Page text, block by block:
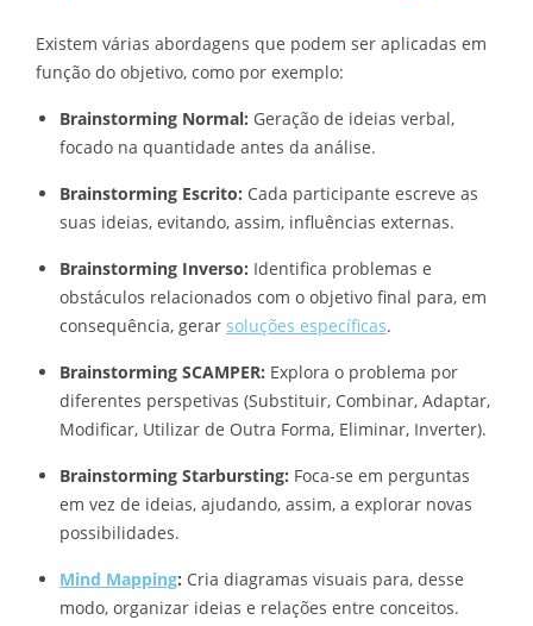
Existem várias abordagens que podem ser aplicadas em
função do objetivo, como por exemplo:
Brainstorming Normal: Geração de ideias verbal,
focado na quantidade antes da análise.
Brainstorming Escrito: Cada participante escreve as
suas ideias, evitando, assim, influências externas.
Brainstorming Inverso: Identifica problemas e
obstáculos relacionados com o objetivo final para, em
consequência, gerar soluções específicas.
Brainstorming SCAMPER: Explora o problema por
diferentes perspetivas (Substituir, Combinar, Adaptar,
Modificar, Utilizar de Outra Forma, Eliminar, Inverter).
Brainstorming Starbursting: Foca-se em perguntas
em vez de ideias, ajudando, assim, a explorar novas
possibilidades.
Mind Mapping: Cria diagramas visuais para, desse
modo, organizar ideias e relações entre conceitos.